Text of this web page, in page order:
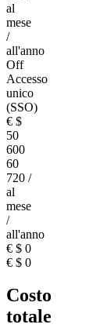
al
mese
/
all'anno
Off
Accesso
unico
(SSO)
€ $
50
600
60
720 /
al
mese
/
all'anno
€ $ 0
€ $ 0
Costo
totale